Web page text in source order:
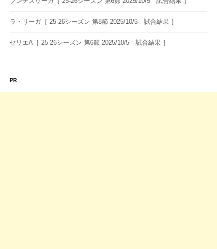
ラ・リーガ［ 25-26シーズン 第8節 2025/10/5 試合結果 ］
セリエA［ 25-26シーズン 第6節 2025/10/5 試合結果 ］
PR